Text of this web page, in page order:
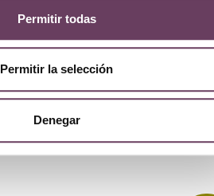
Permitir todas
Permitir la selección
Denegar